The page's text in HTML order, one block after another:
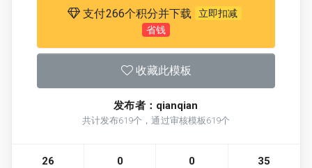
支付266个积分并下载
立即扣减
省钱
收藏此模板
发布者：qianqian
共计发布619个，通过审核模板619个
26 0 0 35